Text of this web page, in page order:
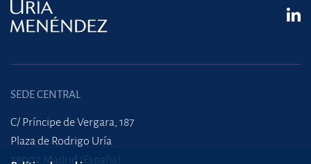
SEDE CENTRAL
C/ Príncipe de Vergara, 187
Plaza de Rodrigo Uría
28002 Madrid (España)